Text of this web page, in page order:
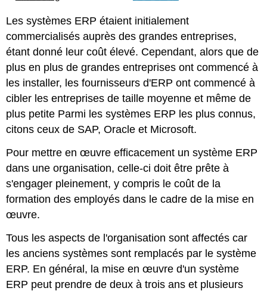
Les systèmes ERP étaient initialement
commercialisés auprès des grandes entreprises,
étant donné leur coût élevé. Cependant, alors que de
plus en plus de grandes entreprises ont commencé à
les installer, les fournisseurs d'ERP ont commencé à
cibler les entreprises de taille moyenne et même de
plus petite Parmi les systèmes ERP les plus connus,
citons ceux de SAP, Oracle et Microsoft.
Pour mettre en œuvre efficacement un système ERP
dans une organisation, celle-ci doit être prête à
s'engager pleinement, y compris le coût de la
formation des employés dans le cadre de la mise en
œuvre.
Tous les aspects de l'organisation sont affectés car
les anciens systèmes sont remplacés par le système
ERP. En général, la mise en œuvre d'un système
ERP peut prendre de deux à trois ans et plusieurs